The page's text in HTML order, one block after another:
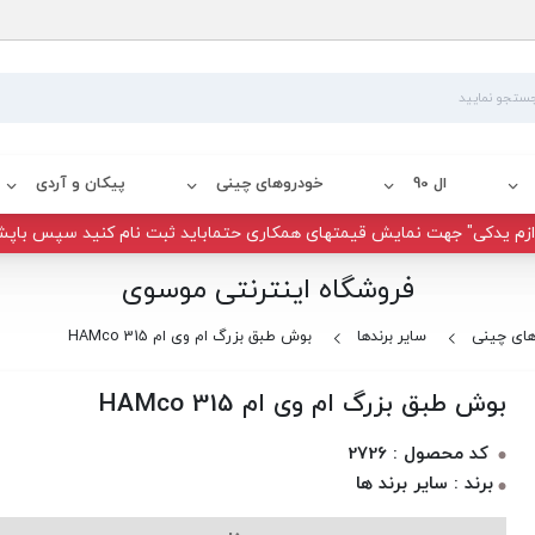
ال 90 خودروهای چینی پیکان و آردی
یدکی" جهت نمایش قیمتهای همکاری حتماباید ثبت نام کنید سپس
فروشگاه اینترنتی موسوی
چینی سایر برندها بوش طبق بزرگ ام وی ام 315 HAMco
بوش طبق بزرگ ام وی ام 315 HAMco
کد محصول : 2726
برند : سایر برند ها